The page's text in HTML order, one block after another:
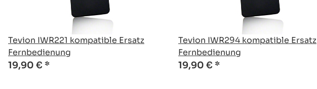
Tevion IWR221 kompatible Ersatz
Fernbedienung
19,90 € *
Tevion IWR294 kompatible Ersatz
Fernbedienung
19,90 € *